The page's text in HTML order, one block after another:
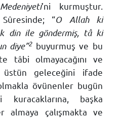
’ni kurmuştur.
“O Allah ki
din ile göndermiş, tâ ki
diye”2buyurmuş ve bu
tâbi olmayacağını ve
geleceğini ifade
övünenler bugün
kuracaklarına, başka
almaya çalışmakta ve